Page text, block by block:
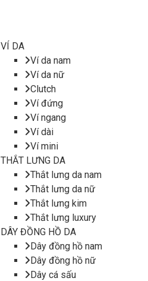
VÍ DA
Ví da nam
Ví da nữ
Clutch
Ví đứng
Ví ngang
Ví dài
Ví mini
THẮT LƯNG DA
Thắt lưng da nam
Thắt lưng da nữ
Thắt lưng kim
Thắt lưng luxury
DÂY ĐỒNG HỒ DA
Dây đồng hồ nam
Dây đồng hồ nữ
Dây cá sấu